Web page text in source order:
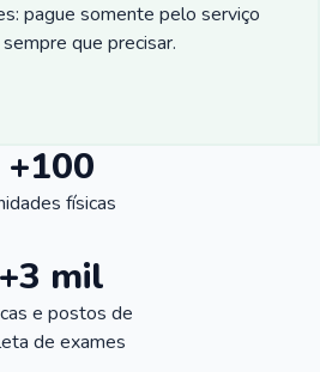
pague somente pelo serviço
que precisar.
+100
físicas
+3 mil
e postos de
de exames